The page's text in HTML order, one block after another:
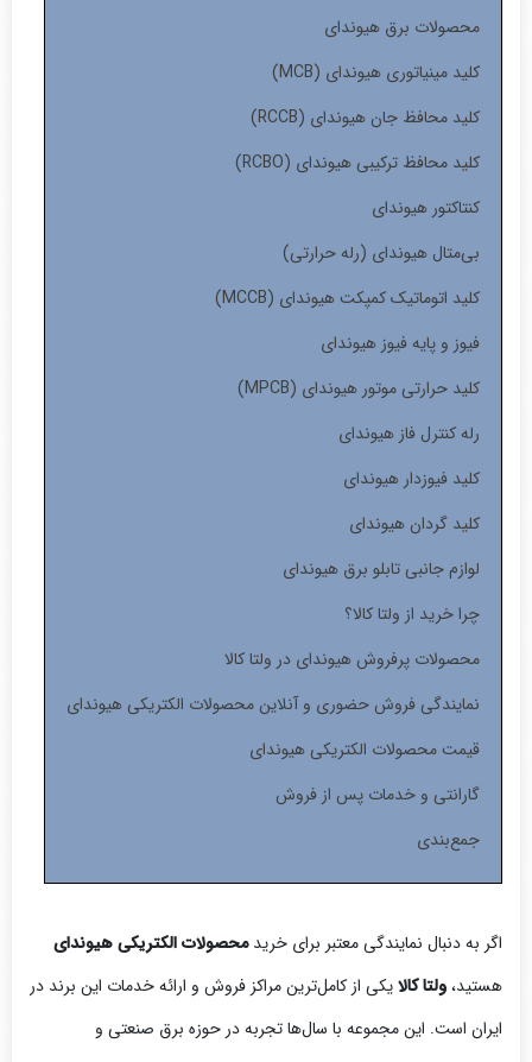
محصولات برق هیوندای
کلید مینیاتوری هیوندای (MCB)
کلید محافظ جان هیوندای (RCCB)
کلید محافظ ترکیبی هیوندای (RCBO)
کنتاکتور هیوندای
بی‌متال هیوندای (رله حرارتی)
کلید اتوماتیک کمپکت هیوندای (MCCB)
فیوز و پایه فیوز هیوندای
کلید حرارتی موتور هیوندای (MPCB)
رله کنترل فاز هیوندای
کلید فیوزدار هیوندای
کلید گردان هیوندای
لوازم جانبی تابلو برق هیوندای
چرا خرید از ولتا کالا؟
محصولات پرفروش هیوندای در ولتا کالا
نمایندگی فروش حضوری و آنلاین محصولات الکتریکی هیوندای
قیمت محصولات الکتریکی هیوندای
گارانتی و خدمات پس از فروش
جمع‌بندی
اگر به دنبال نمایندگی معتبر برای خریدمحصولات الکتریکی هیوندای
هستید،ولتا کالایکی از کامل‌ترین مراکز فروش و ارائه خدمات این برند در
ایران است. این مجموعه با سال‌ها تجربه در حوزه برق صنعتی و